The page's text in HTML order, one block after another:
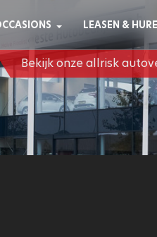
LEASEN &
Bekijk onze allrisk
en
bepaalde